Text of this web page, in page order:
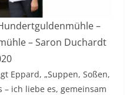
–
– Saron Duchardt
Eppard, „Suppen, Soßen,
– ich liebe es, gemeinsam